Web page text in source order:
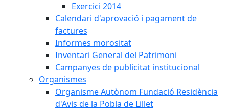
Exercici 2014
Calendari d'aprovació i pagament de
factures
Informes morositat
Inventari General del Patrimoni
Campanyes de publicitat institucional
Organismes
Organisme Autònom Fundació Residència
d'Avis de la Pobla de Lillet